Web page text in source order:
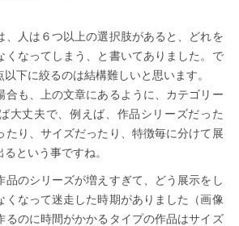
、人は６つ以上の選択肢があると、どれを
くなってしまう、と書いてありました。で
下に絞るのは結構難しいと思います。
合も、上の文章にあるように、カテゴリー
大丈夫で、例えば、作品シリーズだった
たり、サイズだったり、特徴毎に分けて展
という事ですね。
品のシリーズが増えすぎて、どう展示をし
くなって迷走した時期がありました（画像
るのに時間がかかるタイプの作品はサイズ